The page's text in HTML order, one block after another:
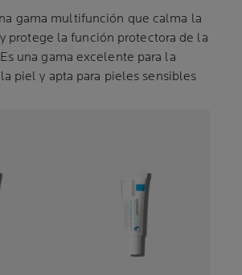
gama multifunción que calma la
protege la función protectora de la
una gama excelente para la
piel y apta para pieles sensibles